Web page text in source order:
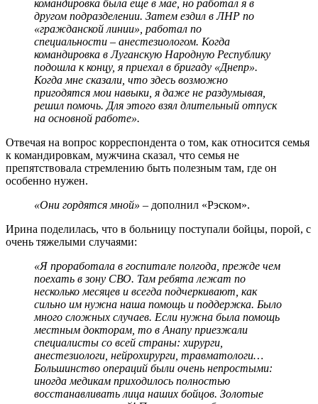
командировка была еще в мае, но работал я в
другом подразделении. Затем ездил в ЛНР по
«гражданской линии», работал по
специальности – анестезиологом. Когда
командировка в Луганскую Народную Республику
подошла к концу, я приехал в бригаду «Днепр».
Когда мне сказали, что здесь возможно
пригодятся мои навыки, я даже не раздумывая,
решил помочь. Для этого взял длительный отпуск
на основной работе».
Отвечая на вопрос корреспондента о том, как относится семья
к командировкам мужчина сказал, что семья не
препятствовала стремлению быть полезным там, где он
особенно нужен.
«Они гордятся мной» – дополнил «Рэском».
Ирина поделилась, что в больницу поступали бойцы, порой, с
очень тяжелыми случаями:
«Я проработала в госпитале полгода, прежде чем
поехать в зону СВО. Там ребята лежат по
несколько месяцев и всегда подчеркивают, как
сильно им нужна наша помощь и поддержка. Было
много сложных случаев. Если нужна была помощь
местным докторам, то в Анапу приезжали
специалисты со всей страны: хирурги,
анестезиологи, нейрохирурги, травматологи…
Большинство операций были очень непростыми:
иногда медикам приходилось полностью
восстанавливать лица наших бойцов. Золотые